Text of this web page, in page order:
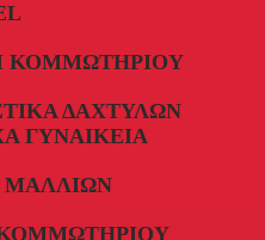
ΚΟΜΜΩΤΗΡΊΟΥ
ΔΑΧΤΎΛΩΝ
ΓΥΝΑΙΚΕΊΑ
ΜΑΛΛΙΏΝ